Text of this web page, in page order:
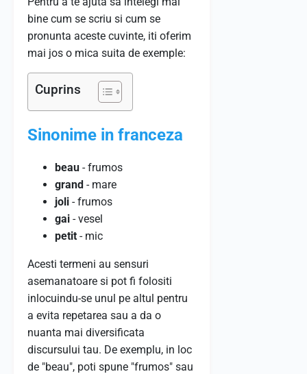
bine cum se scriu si cum se
pronunta aceste cuvinte, iti oferim
mai jos o mica suita de exemple:
Cuprins
Sinonime in franceza
beau - frumos
grand - mare
joli - frumos
gai - vesel
petit - mic
Acesti termeni au sensuri
asemanatoare si pot fi folositi
inlocuindu-se unul pe altul pentru
a evita repetarea sau a da o
nuanta mai diversificata
discursului tau. De exemplu, in loc
de "beau", poti spune "frumos" sau